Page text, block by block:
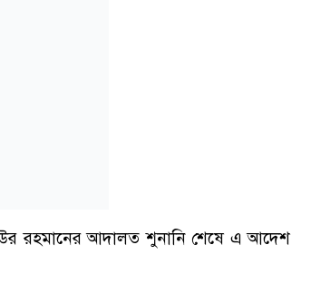
উর রহমানের আদালত শুনানি শেষে এ আদেশ